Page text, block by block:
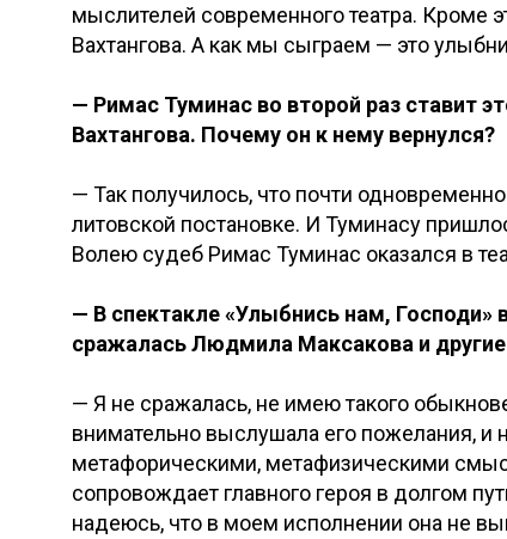
мыслителей современного театра. Кроме
Вахтангова. А как мы сыграем — это
— Римас Туминас во второй раз ставит
Вахтангова. Почему он к нему вернулся?
— Так получилось, что почти
литовской постановке. И Туминасу
Волею судеб Римас Туминас оказался в
— В спектакле «Улыбнись нам, Господи»
сражалась Людмила Максакова и
— Я не сражалась, не имею такого
внимательно выслушала его пожелания, и
метафорическими, метафизическими
сопровождает главного героя в долгом
надеюсь, что в моем исполнении она не